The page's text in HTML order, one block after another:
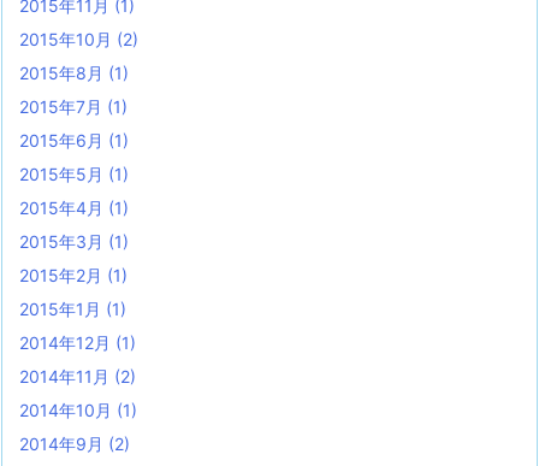
2015年11月 (1)
2015年10月 (2)
2015年8月 (1)
2015年7月 (1)
2015年6月 (1)
2015年5月 (1)
2015年4月 (1)
2015年3月 (1)
2015年2月 (1)
2015年1月 (1)
2014年12月 (1)
2014年11月 (2)
2014年10月 (1)
2014年9月 (2)